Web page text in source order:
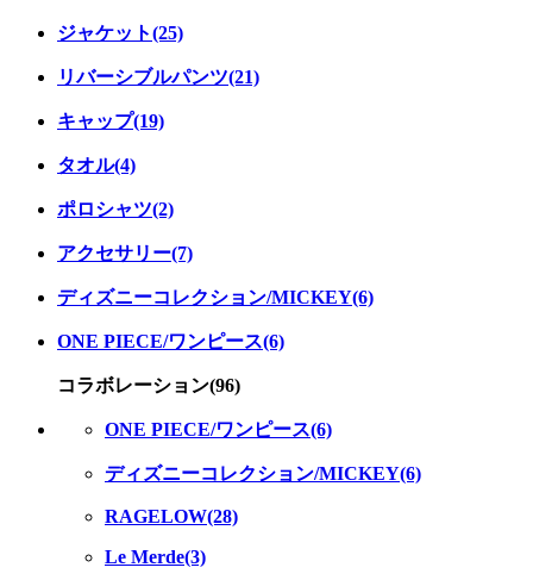
ジャケット(25)
リバーシブルパンツ(21)
キャップ(19)
タオル(4)
ポロシャツ(2)
アクセサリー(7)
ディズニーコレクション/MICKEY(6)
ONE PIECE/ワンピース(6)
コラボレーション(96)
ONE PIECE/ワンピース(6)
ディズニーコレクション/MICKEY(6)
RAGELOW(28)
Le Merde(3)